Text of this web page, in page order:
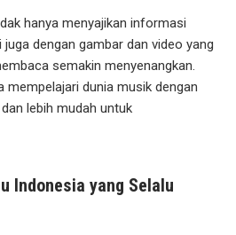
hanya menyajikan informasi
dengan gambar dan video yang
semakin menyenangkan.
mempelajari dunia musik dengan
lebih mudah untuk
Indonesia yang Selalu